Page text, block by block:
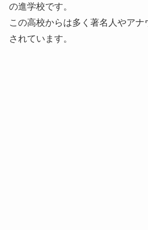
の進学校です。
この高校からは多く著名人やアナ
されています。